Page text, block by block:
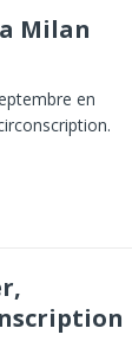
Milan
en